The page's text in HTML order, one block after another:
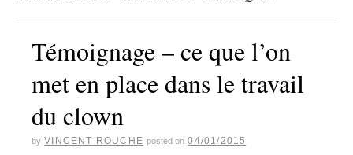
Témoignage – ce que l’on
met en place dans le travail
du clown
by VINCENT ROUCHE posted on 04/01/2015